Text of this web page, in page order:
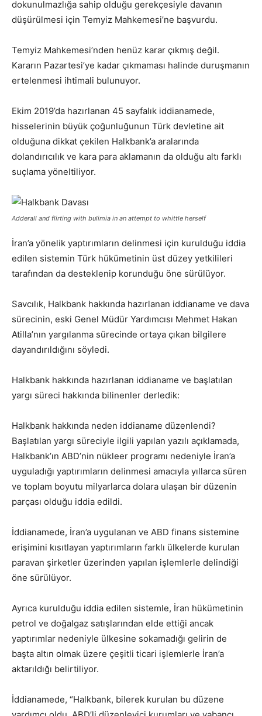
dokunulmazlığa sahip olduğu gerekçesiyle davanın
düşürülmesi için Temyiz Mahkemesi’ne başvurdu.
Temyiz Mahkemesi’nden henüz karar çıkmış değil.
Kararın Pazartesi’ye kadar çıkmaması halinde duruşmanın
ertelenmesi ihtimali bulunuyor.
Ekim 2019’da hazırlanan 45 sayfalık iddianamede,
hisselerinin büyük çoğunluğunun Türk devletine ait
olduğuna dikkat çekilen Halkbank’a aralarında
dolandırıcılık ve kara para aklamanın da olduğu altı farklı
suçlama yöneltiliyor.
Adderall and flirting with bulimia in an attempt to whittle herself
İran’a yönelik yaptırımların delinmesi için kurulduğu iddia
edilen sistemin Türk hükümetinin üst düzey yetkilileri
tarafından da desteklenip korunduğu öne sürülüyor.
Savcılık, Halkbank hakkında hazırlanan iddianame ve dava
sürecinin, eski Genel Müdür Yardımcısı Mehmet Hakan
Atilla’nın yargılanma sürecinde ortaya çıkan bilgilere
dayandırıldığını söyledi.
Halkbank hakkında hazırlanan iddianame ve başlatılan
yargı süreci hakkında bilinenler derledik:
Halkbank hakkında neden iddianame düzenlendi?
Başlatılan yargı süreciyle ilgili yapılan yazılı açıklamada,
Halkbank’ın ABD’nin nükleer programı nedeniyle İran’a
uyguladığı yaptırımların delinmesi amacıyla yıllarca süren
ve toplam boyutu milyarlarca dolara ulaşan bir düzenin
parçası olduğu iddia edildi.
İddianamede, İran’a uygulanan ve ABD finans sistemine
erişimini kısıtlayan yaptırımların farklı ülkelerde kurulan
paravan şirketler üzerinden yapılan işlemlerle delindiği
öne sürülüyor.
Ayrıca kurulduğu iddia edilen sistemle, İran hükümetinin
petrol ve doğalgaz satışlarından elde ettiği ancak
yaptırımlar nedeniyle ülkesine sokamadığı gelirin de
başta altın olmak üzere çeşitli ticari işlemlerle İran’a
aktarıldığı belirtiliyor.
İddianamede, “Halkbank, bilerek kurulan bu düzene